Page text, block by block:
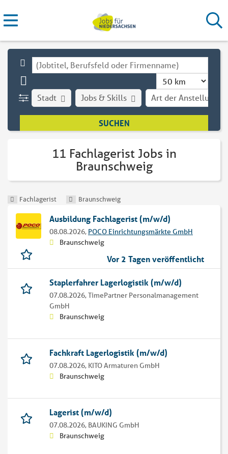
Stadt Art der Anstellung
Jobs & Skills
11 Fachlagerist Jobs in
Braunschweig
Fachlagerist Braunschweig
Ausbildung Fachlagerist (m/w/d)
08.08.2026, POCO Einrichtungsmärkte GmbH
Braunschweig
Vor 2 Tagen veröffentlicht
Staplerfahrer Lagerlogistik (m/w/d)
07.08.2026,TimePartner Personalmanagement
GmbH
Braunschweig
Fachkraft Lagerlogistik (m/w/d)
07.08.2026, KITO Armaturen GmbH
Braunschweig
Lagerist (m/w/d)
07.08.2026, BAUKING GmbH
Braunschweig